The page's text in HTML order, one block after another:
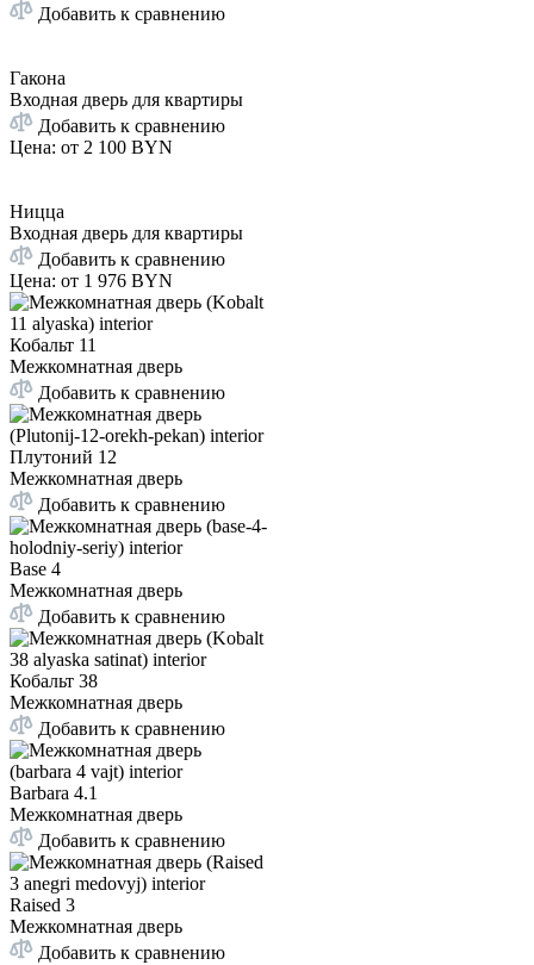
Добавить к сравнению
Гакона
Входная дверь для квартиры
Добавить к сравнению
Цена: от 2 100 BYN
Ницца
Входная дверь для квартиры
Добавить к сравнению
Цена: от 1 976 BYN
Кобальт 11
Межкомнатная дверь
Добавить к сравнению
Плутоний 12
Межкомнатная дверь
Добавить к сравнению
Base 4
Межкомнатная дверь
Добавить к сравнению
Кобальт 38
Межкомнатная дверь
Добавить к сравнению
Barbara 4.1
Межкомнатная дверь
Добавить к сравнению
Raised 3
Межкомнатная дверь
Добавить к сравнению